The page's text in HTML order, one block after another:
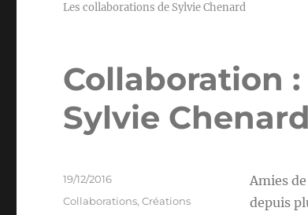
Les collaborations de Sylvie Chenard
Collaboration
Sylvie Chenard
Amies
depuis
Publié
le
19/12/2016
Catégories
Collaborations,Créations